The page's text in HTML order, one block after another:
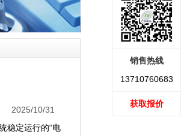
2025/10/31
稳定运行的“电
销售热线
13710760683
获取报价